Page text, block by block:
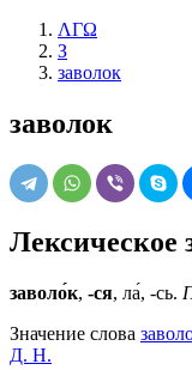
ΛΓΩ
З
заволок
заволок
Лексическое
заволо́к, -ся, ла́, -сь.
Значение слова
Д. Н.